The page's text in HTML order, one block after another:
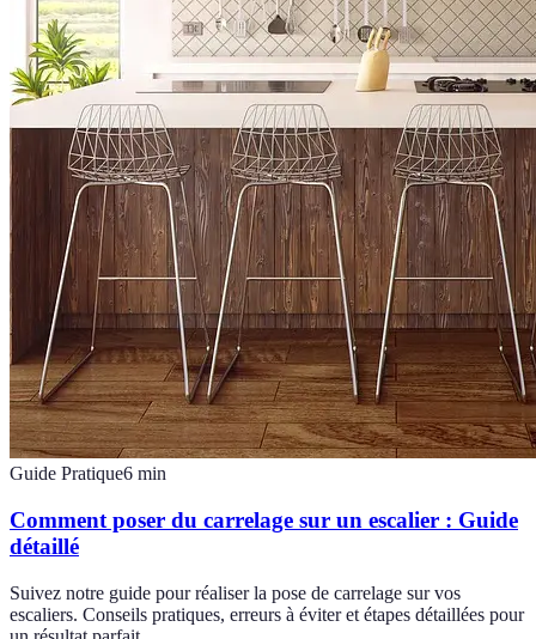
Guide Pratique6 min
Comment poser du carrelage sur un escalier : Guide
détaillé
Suivez notre guide pour réaliser la pose de carrelage sur vos
escaliers. Conseils pratiques, erreurs à éviter et étapes détaillées pour